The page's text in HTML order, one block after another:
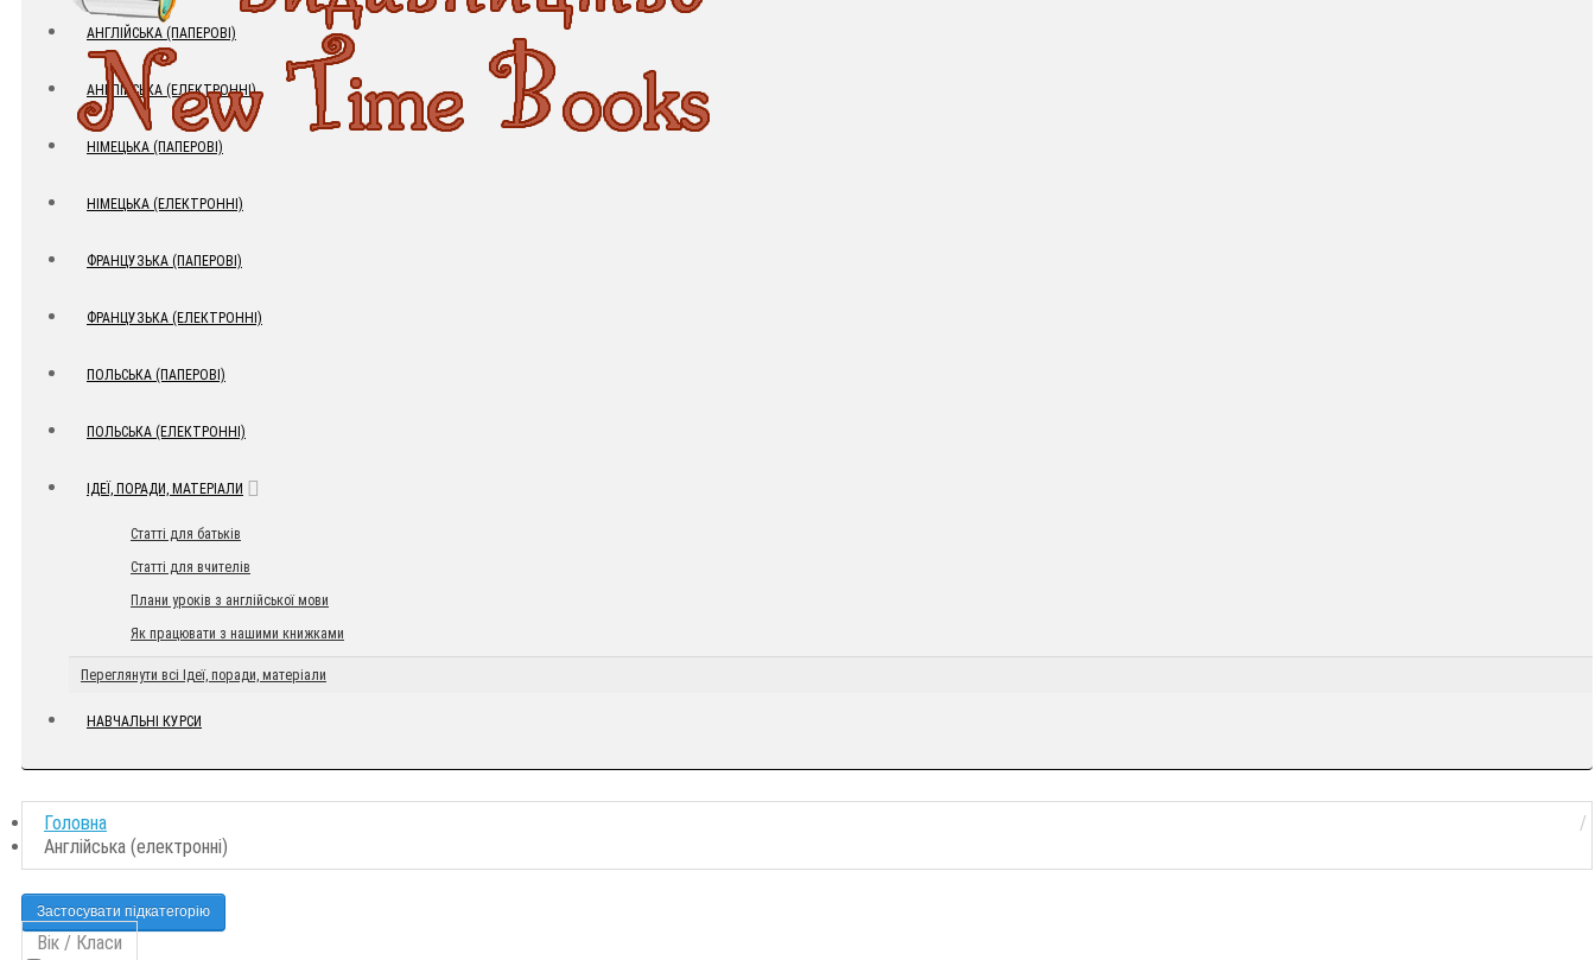
АНГЛІЙСЬКА (ПАПЕРОВІ)
АНГЛІЙСЬКА (ЕЛЕКТРОННІ)
НІМЕЦЬКА (ПАПЕРОВІ)
НІМЕЦЬКА (ЕЛЕКТРОННІ)
ФРАНЦУЗЬКА (ПАПЕРОВІ)
ФРАНЦУЗЬКА (ЕЛЕКТРОННІ)
ПОЛЬСЬКА (ПАПЕРОВІ)
ПОЛЬСЬКА (ЕЛЕКТРОННІ)
ІДЕЇ, ПОРАДИ, МАТЕРІАЛИ
Статті для батьків
Статті для вчителів
Плани уроків з англійської мови
Як працювати з нашими книжками
Переглянути всі Ідеї, поради, матеріали
НАВЧАЛЬНІ КУРСИ
Головна
Англійська (електронні)
Застосувати підкатегорію
Вік / Класи